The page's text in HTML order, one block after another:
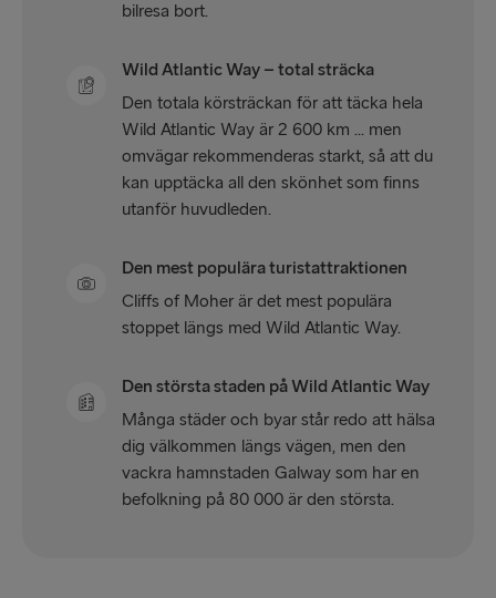
bilresa bort.
Wild Atlantic Way – total sträcka
Den totala körsträckan för att täcka hela
Wild Atlantic Way är 2 600 km ... men
omvägar rekommenderas starkt, så att du
kan upptäcka all den skönhet som finns
utanför huvudleden.
Den mest populära turistattraktionen
Cliffs of Moher är det mest populära
stoppet längs med Wild Atlantic Way.
Den största staden på Wild Atlantic Way
Många städer och byar står redo att hälsa
dig välkommen längs vägen, men den
vackra hamnstaden Galway som har en
befolkning på 80 000 är den största.